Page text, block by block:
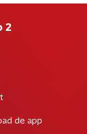
2
de app